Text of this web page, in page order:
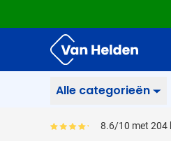
Ga naar de inhoud
Alle categorieën
Schrijfgerief
Gemiddeld 8.6/10 met 204